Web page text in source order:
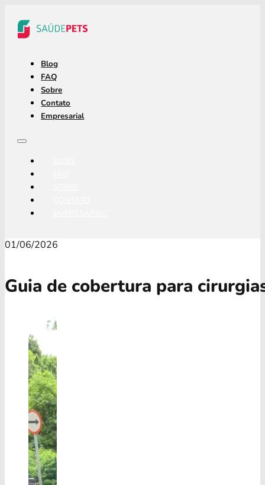
Blog
FAQ
Sobre
Contato
Empresarial
01/06/2026
Guia de cobertura para